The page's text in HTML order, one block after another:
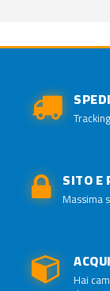
SITO E
Massima
Hai